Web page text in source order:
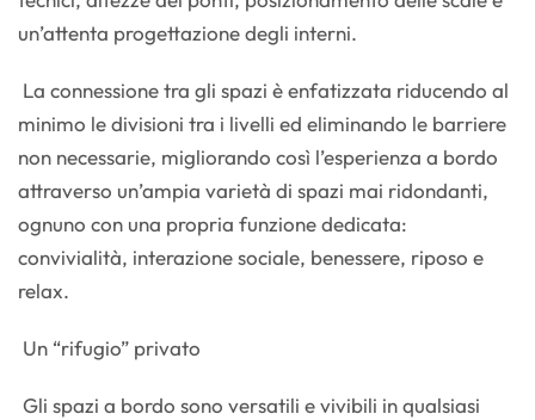
un’attenta progettazione degli interni.
La connessione tra gli spazi è enfatizzata riducendo al
minimo le divisioni tra i livelli ed eliminando le barriere
non necessarie, migliorando così l’esperienza a bordo
attraverso un’ampia varietà di spazi mai ridondanti,
ognuno con una propria funzione dedicata:
convivialità, interazione sociale, benessere, riposo e
relax.
Un “rifugio” privato
Gli spazi a bordo sono versatili e vivibili in qualsiasi